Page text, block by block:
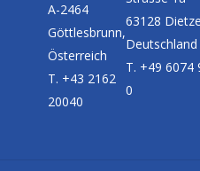
A-2464
Göttlesbrunn,
Österreich
T. +43 2162
20040
63128
Deutschland
T. +49 6074
0